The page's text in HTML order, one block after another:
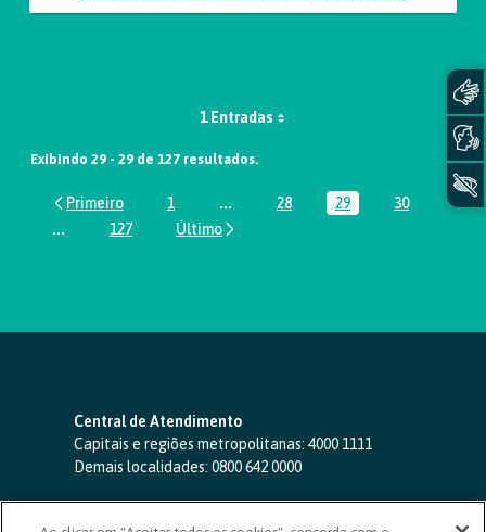
1 Entradas
Exibindo 29 - 29 de 127 resultados.
Página
1 ...Páginas intermediárias Usar ABA
Página
28 Página
29 Página
30
...Páginas intermediárias Usar ABA para navegar.
Página
127
Central de Atendimento
Capitais e regiões metropolitanas: 4000 1111
Demais localidades: 0800 642 0000
SAC 24 horas-0800 724 4420